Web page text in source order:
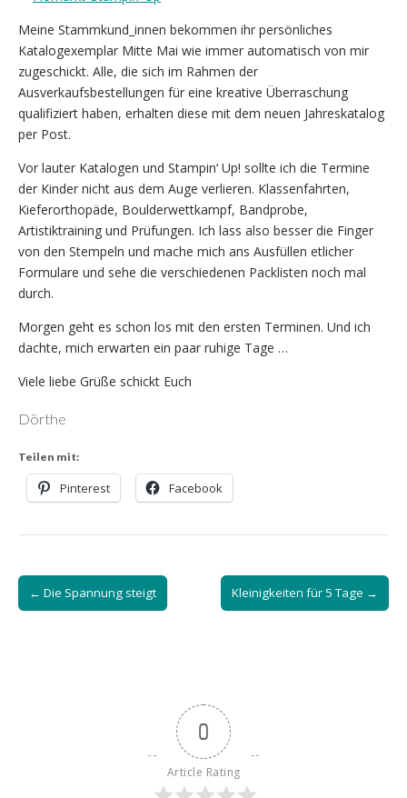
Meine Stammkund_innen bekommen ihr persönliches
Katalogexemplar Mitte Mai wie immer automatisch von mir
zugeschickt. Alle, die sich im Rahmen der
Ausverkaufsbestellungen für eine kreative Überraschung
qualifiziert haben, erhalten diese mit dem neuen Jahreskatalog
per Post.
Vor lauter Katalogen und Stampin‘ Up! sollte ich die Termine
der Kinder nicht aus dem Auge verlieren. Klassenfahrten,
Kieferorthopäde, Boulderwettkampf, Bandprobe,
Artistiktraining und Prüfungen. Ich lass also besser die Finger
von den Stempeln und mache mich ans Ausfüllen etlicher
Formulare und sehe die verschiedenen Packlisten noch mal
durch.
Morgen geht es schon los mit den ersten Terminen. Und ich
dachte, mich erwarten ein paar ruhige Tage …
Viele liebe Grüße schickt Euch
Dörthe
Teilen mit:
Pinterest Facebook
Post
navigation
← Die Spannung steigt Kleinigkeiten für 5 Tage →
0
Article Rating